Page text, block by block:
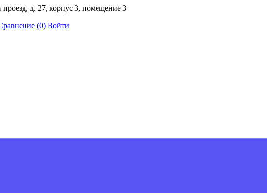
д. 27, корпус 3, помещение 3
(0) Войти